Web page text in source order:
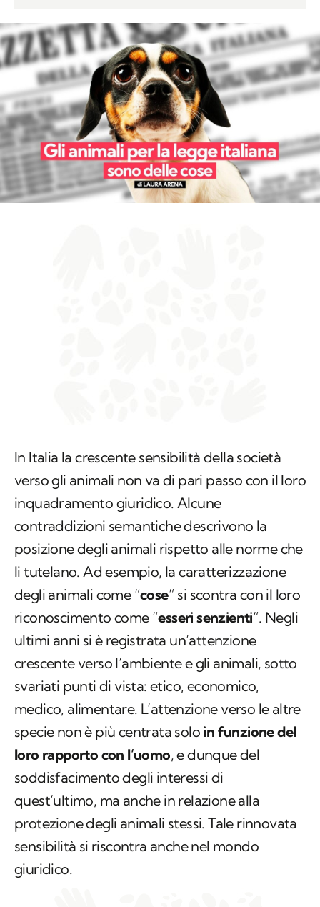
In Italia la crescente sensibilità della società
verso gli animali non va di pari passo con il loro
inquadramento giuridico. Alcune
contraddizioni semantiche descrivono la
posizione degli animali rispetto alle norme che
li tutelano. Ad esempio, la caratterizzazione
degli animali come “cose” si scontra con il loro
riconoscimento come “esseri senzienti”. Negli
ultimi anni si è registrata un’attenzione
crescente verso l’ambiente e gli animali, sotto
svariati punti di vista: etico, economico,
medico, alimentare. L’attenzione verso le altre
specie non è più centrata solo in funzione del
loro rapporto con l’uomo, e dunque del
soddisfacimento degli interessi di
quest’ultimo, ma anche in relazione alla
protezione degli animali stessi. Tale rinnovata
sensibilità si riscontra anche nel mondo
giuridico.